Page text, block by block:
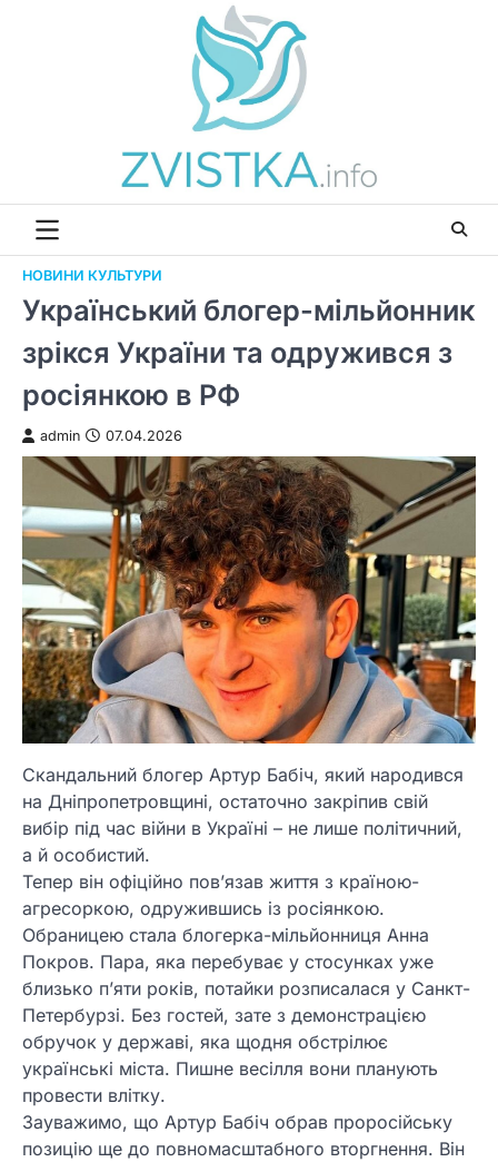
НОВИНИ КУЛЬТУРИ
Український блогер-мільйонник
зрікся України та одружився з
росіянкою в РФ
admin 07.04.2026
Скандальний блогер Артур Бабіч, який народився
на Дніпропетровщині, остаточно закріпив свій
вибір під час війни в Україні – не лише політичний,
а й особистий.
Тепер він офіційно пов’язав життя з країною-
агресоркою, одружившись із росіянкою.
Обраницею стала блогерка-мільйонниця Анна
Покров. Пара, яка перебуває у стосунках уже
близько п’яти років, потайки розписалася у Санкт-
Петербурзі. Без гостей, зате з демонстрацією
обручок у державі, яка щодня обстрілює
українські міста. Пишне весілля вони планують
провести влітку.
Зауважимо, що Артур Бабіч обрав проросійську
позицію ще до повномасштабного вторгнення. Він